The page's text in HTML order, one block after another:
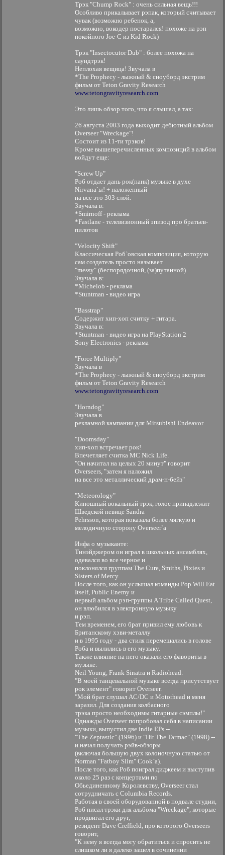
Трэк "Chump Rock" : очень сильная вещь!!!
Особливо прикалывает рэпак, который считывает
чувак (возможно ребенок, а,
возможно, вокодер постарался! похоже на рэп
покойного Joe-C из Kid Rock)
Трэк "Insectocutor Dub" : более похожа на
саундтрэк!
Неплохая вещица! Звучала в
*The Prophecy - лыжный & сноуборд экстрим
фильм от Teton Gravity Research
www.tetongravityresearch.com
Это лишь обзор того, что я слышал, а так:
26 августа 2003 года выходит дебютный альбом
Overseer "Wreckage"!
Состоит из 11-ти трэков!
Кроме вышеперечисленных композиций в альбом
войдут еще:
"Screw Up"
Роб отдает дань рок(панк) музыке в духе
Nirvana`ы! + наложенный
на все это 303 слой.
Звучала в:
*Smirnoff - реклама
*Fastlane - телевизионный эпизод про братьев-
пилотов
"Velocity Shift"
Классическая Роб`овская композиция, которую
сам создатель просто называет
"messy" (беспорядочной, (за)путанной)
Звучала в:
*Michelob - реклама
*Stuntman - видео игра
"Basstrap"
Содержит хип-хоп считку + гитара.
Звучала в:
*Stuntman - видео игра на PlayStation 2
Sony Electronics - реклама
"Force Multiply"
Звучала в
*The Prophecy - лыжный & сноуборд экстрим
фильм от Teton Gravity Research
www.tetongravityresearch.com
"Horndog"
Звучала в
рекламной кампании для Mitsubishi Endeavor
"Doomsday"
хип-хоп встречает рок!
Впечетляет считка MC Nick Life.
"Он начитал на целых 20 минут" говорит
Overseers, "затем я наложил
на все это металлический драм-н-бейз"
"Meteorology"
Киношный вокальный трэк, голос принадлежит
Шведской певице Sandra
Pehrsson, которая показала более мягкую и
мелодичную сторону Overseer`а
Инфа о музыканте:
Тинэйджером он играл в школьных ансамблях,
одевался во все черное и
поклонялся группам The Cure, Smiths, Pixies и
Sisters of Mercy.
После того, как он услышал команды Pop Will Eat
Itself, Public Enemy и
первый альбом рэп-группы A Tribe Called Quest,
он влюбился в электронную музыку
и рэп.
Тем временем, его брат привил ему любовь к
Британскому хэви-металлу
и в 1995 году - два стиля перемешались в голове
Роба и вылились в его музыку.
Также влияние на него оказали его фавориты в
музыке:
Neil Young, Frank Sinatra и Radiohead.
"В моей танцевальной музыке всегда присутствует
рок элемент" говорит Overseer.
"Мой брат слушал AC/DC и Motorhead и меня
заразил. Для создания колбасного
трэка просто необходимы гитарные сэмплы!"
Однажды Overseer попробовал себя в написании
музыки, выпустил две indie EPs --
"The Zeptastic" (1996) и "Hit The Tarmac" (1998) --
и начал получать рэйв-обзоры
(включая большую двух колоночную статью от
Norman "Fatboy Slim" Cook`а).
После того, как Роб поиграл диджеем и выступив
около 25 раз с концертами по
Обьединенному Королевству, Overseer стал
сотрудничать с Columbia Records.
Работая в своей оборудованной в подвале студии,
Роб писал трэки для альбома "Wreckage", которые
продвигал его друг,
резидент Dave Creffield, про которого Overseers
говорит,
"К нему я всегда могу обратиться и спросить не
слишком ли я далеко зашел в сочинении